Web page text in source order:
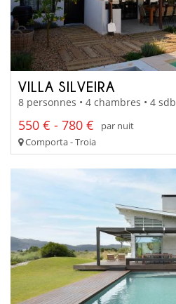
VILLA SILVEIRA
8 personnes • 4 chambres • 4 sdb
550 € - 780 €
par nuit
Comporta - Troia